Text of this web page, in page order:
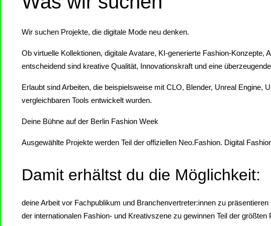
Wir suchen Projekte, die digitale Mode neu denken.
Ob virtuelle Kollektionen, digitale Avatare, KI-generierte Fashion-Konzepte,
entscheidend sind kreative Qualität, Innovationskraft und eine
Erlaubt sind Arbeiten, die beispielsweise mit CLO, Blender, Unreal Engine,
vergleichbaren Tools entwickelt wurden.
Deine Bühne auf der Berlin Fashion Week
Ausgewählte Projekte werden Teil der offiziellen Neo.Fashion. Digital
Damit erhältst du die Möglichkeit:
deine Arbeit vor Fachpublikum und Branchenvertreter:innen zu
der internationalen Fashion- und Kreativszene zu gewinnen Teil der